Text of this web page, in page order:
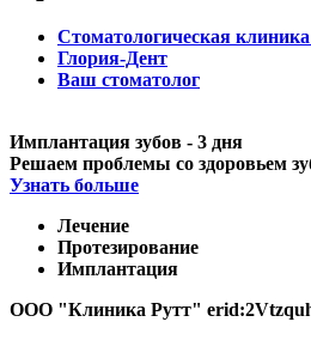
Стоматологическая
Глория-Дент
Ваш стоматолог
Имплантация зубов - 3 дня
Решаем проблемы со здоровьем
Узнать больше
Лечение
Протезирование
Имплантация
ООО "Клиника Рутт"